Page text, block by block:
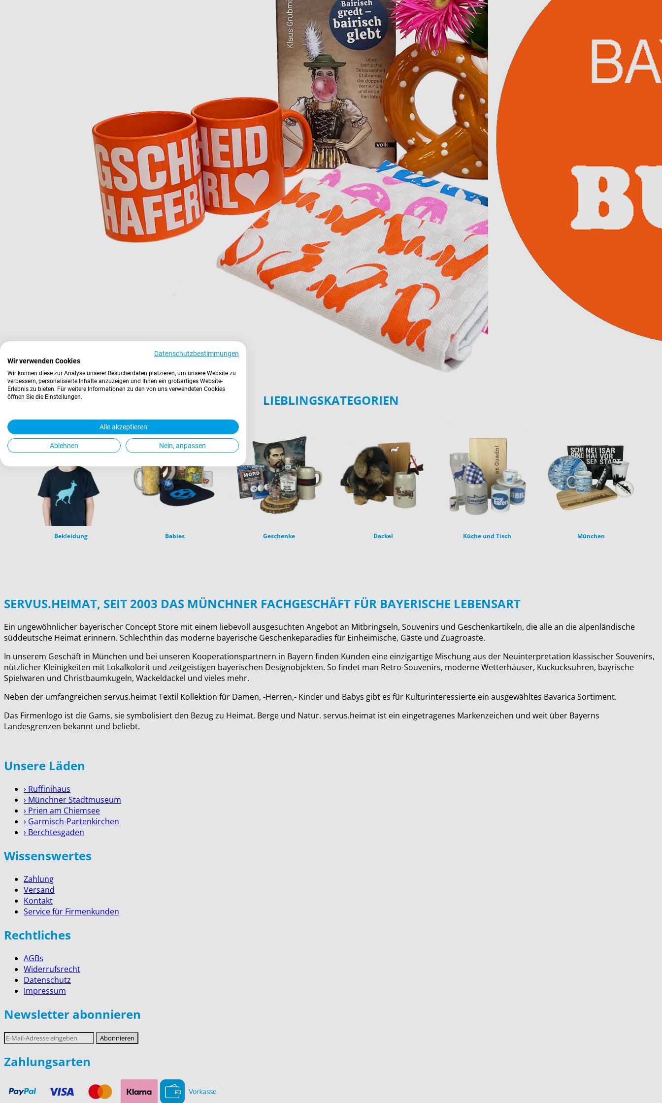
LIEBLINGSKATEGORIEN
Bekleidung Babies Geschenke Dackel Küche und Tisch München
SERVUS.HEIMAT, SEIT 2003 DAS MÜNCHNER FACHGESCHÄFT FÜR BAYERISCHE LEBENSART
Ein ungewöhnlicher bayerischer Concept Store mit einem liebevoll ausgesuchten Angebot an Mitbringseln, Souvenirs und Geschenkartikeln, die alle an die alpenländische
süddeutsche Heimat erinnern. Schlechthin das moderne bayerische Geschenkeparadies für Einheimische, Gäste und Zuagroaste.
In unserem Geschäft in München und bei unseren Kooperationspartnern in Bayern finden Kunden eine einzigartige Mischung aus der Neuinterpretation klassischer Souvenirs,
nützlicher Kleinigkeiten mit Lokalkolorit und zeitgeistigen bayerischen Designobjekten. So findet man Retro-Souvenirs, moderne Wetterhäuser, Kuckucksuhren, bayrische
Spielwaren und Christbaumkugeln, Wackeldackel und vieles mehr.
Neben der umfangreichen servus.heimat Textil Kollektion für Damen, -Herren,- Kinder und Babys gibt es für Kulturinteressierte ein ausgewähltes Bavarica Sortiment.
Das Firmenlogo ist die Gams, sie symbolisiert den Bezug zu Heimat, Berge und Natur. servus.heimat ist ein eingetragenes Markenzeichen und weit über Bayerns
Landesgrenzen bekannt und beliebt.
Unsere Läden
› Ruffinihaus
› Münchner Stadtmuseum
› Prien am Chiemsee
› Garmisch-Partenkirchen
› Berchtesgaden
Wissenswertes
Zahlung
Versand
Kontakt
Service für Firmenkunden
Rechtliches
AGBs
Widerrufsrecht
Datenschutz
Impressum
Newsletter abonnieren
E-
Mail-
Adresse
Abonnieren
Zahlungsarten
Datenschutzbestimmungen
Wir verwenden Cookies
Wir können diese zur Analyse unserer Besucherdaten platzieren, um unsere Website zu
verbessern, personalisierte Inhalte anzuzeigen und Ihnen ein großartiges Website-
Erlebnis zu bieten. Für weitere Informationen zu den von uns verwendeten Cookies
öffnen Sie die Einstellungen.
Alle akzeptieren
Ablehnen Nein, anpassen